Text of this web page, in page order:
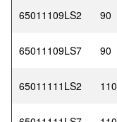
65011109LS2
90
65011109LS7
90
65011111LS2
110